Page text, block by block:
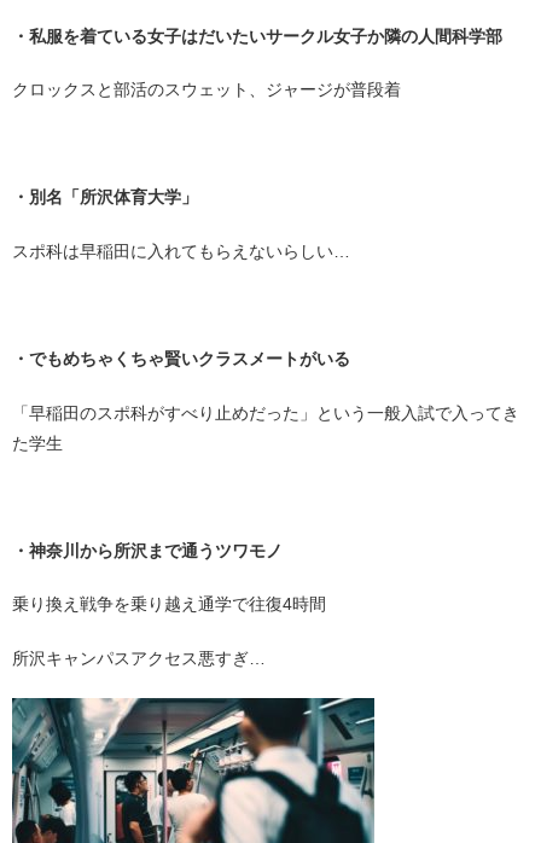
・私服を着ている女子はだいたいサークル女子か隣の人間科学部
クロックスと部活のスウェット、ジャージが普段着
・別名「所沢体育大学」
スポ科は早稲田に入れてもらえないらしい…
・でもめちゃくちゃ賢いクラスメートがいる
「早稲田のスポ科がすべり止めだった」という一般入試で入ってき
た学生
・神奈川から所沢まで通うツワモノ
乗り換え戦争を乗り越え通学で往復4時間
所沢キャンパスアクセス悪すぎ…